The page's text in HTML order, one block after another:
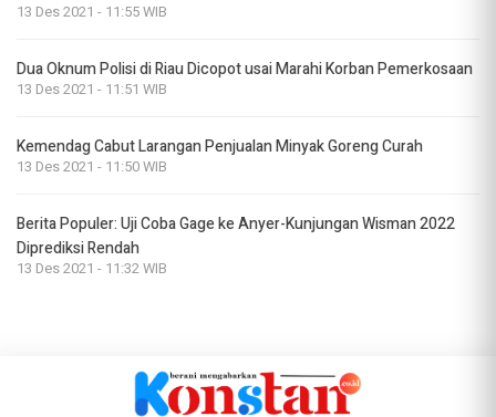
13 Des 2021 - 11:55 WIB
Dua Oknum Polisi di Riau Dicopot usai Marahi Korban Pemerkosaan
13 Des 2021 - 11:51 WIB
Kemendag Cabut Larangan Penjualan Minyak Goreng Curah
13 Des 2021 - 11:50 WIB
Berita Populer: Uji Coba Gage ke Anyer-Kunjungan Wisman 2022
Diprediksi Rendah
13 Des 2021 - 11:32 WIB